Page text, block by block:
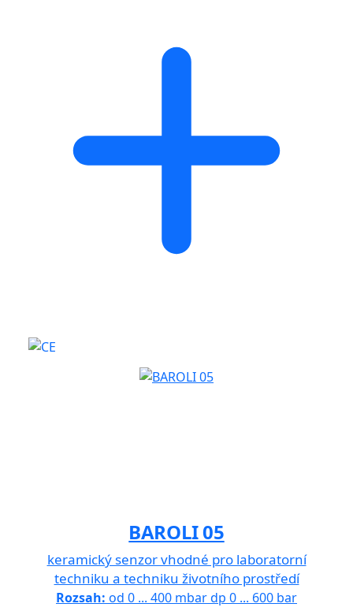
BAROLI 05
keramický senzor vhodné pro laboratorní
techniku a techniku životního prostředí
Rozsah: od 0 ... 400 mbar dp 0 ... 600 bar